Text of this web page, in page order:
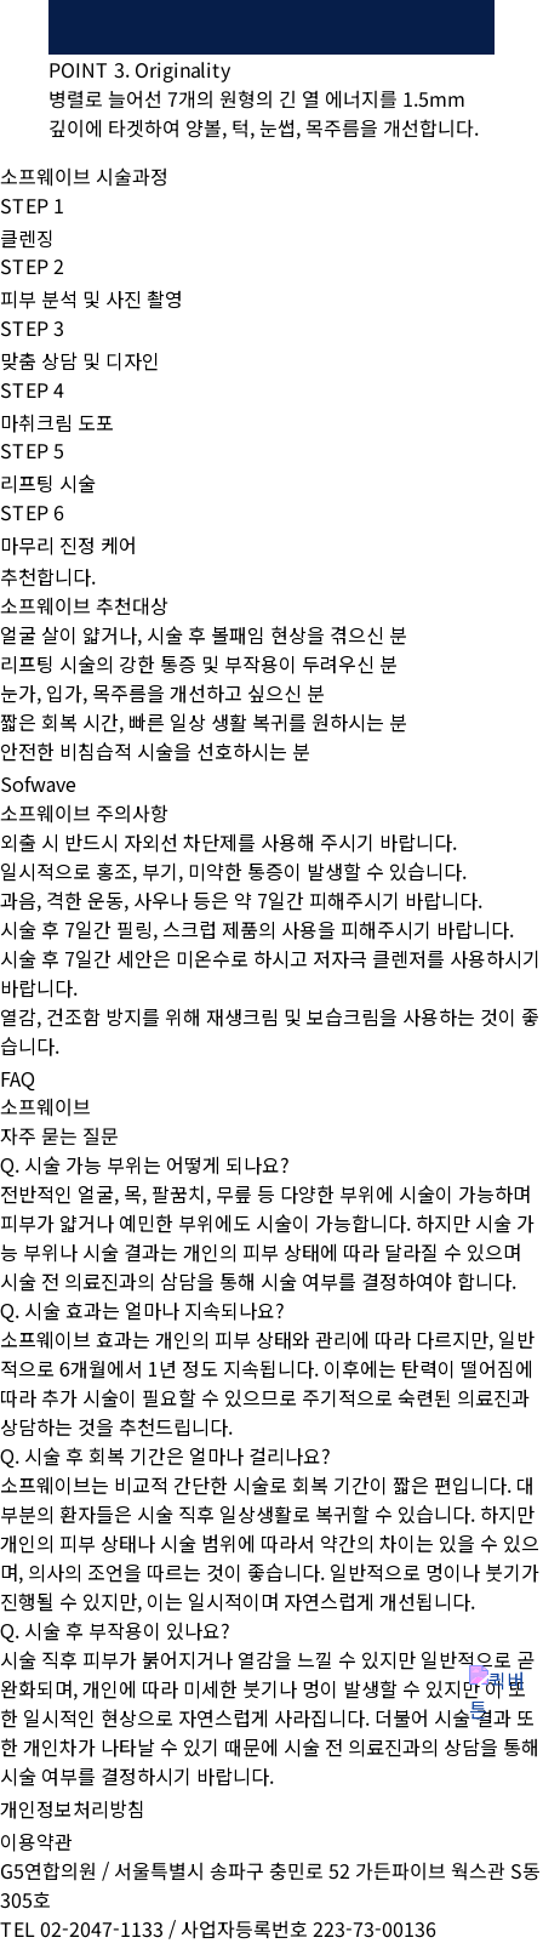
POINT 3. Originality
병렬로 늘어선 7개의 원형의 긴 열 에너지를 1.5mm
깊이에 타겟하여 양볼, 턱, 눈썹, 목주름을 개선합니다.
소프웨이브 시술과정
STEP 1
클렌징
STEP 2
피부 분석 및 사진 촬영
STEP 3
맞춤 상담 및 디자인
STEP 4
마취크림 도포
STEP 5
리프팅 시술
STEP 6
마무리 진정 케어
추천합니다.
소프웨이브 추천대상
얼굴 살이 얇거나, 시술 후 볼패임 현상을 겪으신 분
리프팅 시술의 강한 통증 및 부작용이 두려우신 분
눈가, 입가, 목주름을 개선하고 싶으신 분
짧은 회복 시간, 빠른 일상 생활 복귀를 원하시는 분
안전한 비침습적 시술을 선호하시는 분
Sofwave
소프웨이브 주의사항
외출 시 반드시 자외선 차단제를 사용해 주시기 바랍니다.
일시적으로 홍조, 부기, 미약한 통증이 발생할 수 있습니다.
과음, 격한 운동, 사우나 등은 약 7일간 피해주시기 바랍니다.
시술 후 7일간 필링, 스크럽 제품의 사용을 피해주시기 바랍니다.
시술 후 7일간 세안은 미온수로 하시고 저자극 클렌저를 사용하시기
바랍니다.
열감, 건조함 방지를 위해 재생크림 및 보습크림을 사용하는 것이 좋
습니다.
FAQ
소프웨이브
자주 묻는 질문
Q. 시술 가능 부위는 어떻게 되나요?
전반적인 얼굴, 목, 팔꿈치, 무릎 등 다양한 부위에 시술이 가능하며
피부가 얇거나 예민한 부위에도 시술이 가능합니다. 하지만 시술 가
능 부위나 시술 결과는 개인의 피부 상태에 따라 달라질 수 있으며
시술 전 의료진과의 삼담을 통해 시술 여부를 결정하여야 합니다.
Q. 시술 효과는 얼마나 지속되나요?
소프웨이브 효과는 개인의 피부 상태와 관리에 따라 다르지만, 일반
적으로 6개월에서 1년 정도 지속됩니다. 이후에는 탄력이 떨어짐에
따라 추가 시술이 필요할 수 있으므로 주기적으로 숙련된 의료진과
상담하는 것을 추천드립니다.
Q. 시술 후 회복 기간은 얼마나 걸리나요?
소프웨이브는 비교적 간단한 시술로 회복 기간이 짧은 편입니다. 대
부분의 환자들은 시술 직후 일상생활로 복귀할 수 있습니다. 하지만
개인의 피부 상태나 시술 범위에 따라서 약간의 차이는 있을 수 있으
며, 의사의 조언을 따르는 것이 좋습니다. 일반적으로 멍이나 붓기가
진행될 수 있지만, 이는 일시적이며 자연스럽게 개선됩니다.
Q. 시술 후 부작용이 있나요?
시술 직후 피부가 붉어지거나 열감을 느낄 수 있지만 일반적으로 곧
완화되며, 개인에 따라 미세한 붓기나 멍이 발생할 수 있지만 이 또
한 일시적인 현상으로 자연스럽게 사라집니다. 더불어 시술 결과 또
한 개인차가 나타날 수 있기 때문에 시술 전 의료진과의 상담을 통해
시술 여부를 결정하시기 바랍니다.
개인정보처리방침
이용약관
G5연합의원 / 서울특별시 송파구 충민로 52 가든파이브 웍스관 S동
305호
TEL 02-2047-1133 / 사업자등록번호 223-73-00136